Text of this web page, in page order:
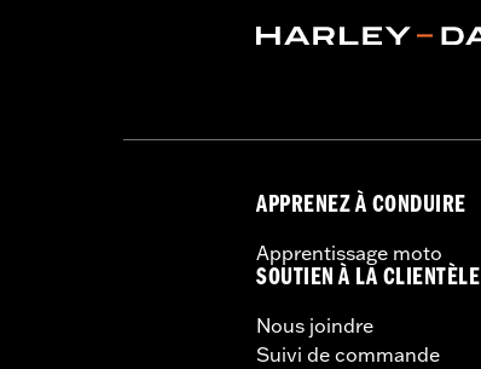
APPRENEZ À CONDUIRE
Apprentissage moto
SOUTIEN À LA CLIENTÈLE
Nous joindre
Suivi de commande